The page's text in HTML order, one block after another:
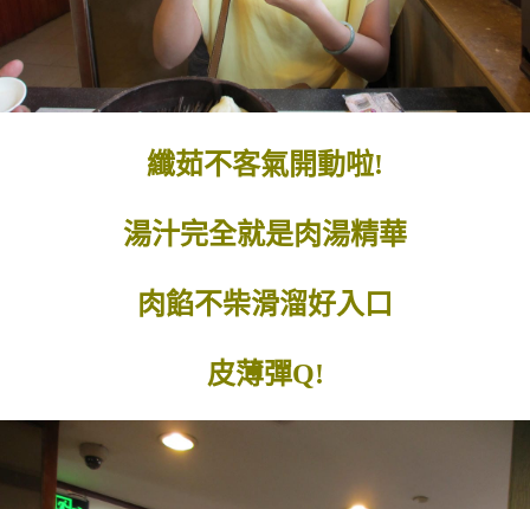
纖茹不客氣開動啦!
湯汁完全就是肉湯精華
肉餡不柴滑溜好入口
皮薄彈Q!